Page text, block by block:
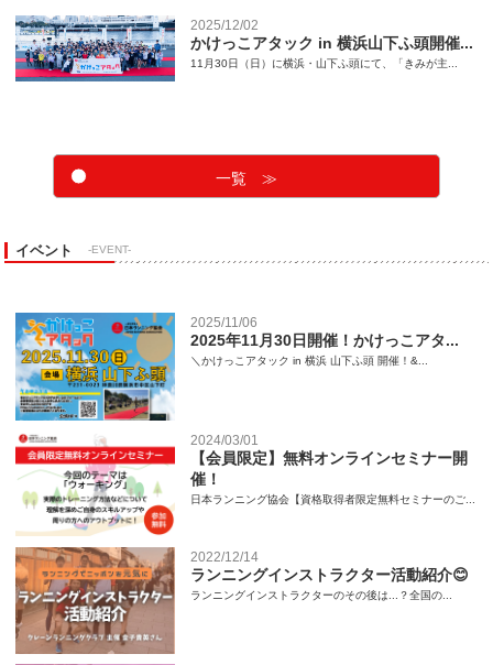
2025/12/02
かけっこアタック in 横浜山下ふ頭開催...
11月30日（日）に横浜・山下ふ頭にて、「きみが主...
一覧 ≫
イベント -EVENT-
2025/11/06
2025年11月30日開催！かけっこアタ...
＼かけっこアタック in 横浜 山下ふ頭 開催！&...
2024/03/01
【会員限定】無料オンラインセミナー開
催！
日本ランニング協会【資格取得者限定無料セミナーのご...
2022/12/14
ランニングインストラクター活動紹介😊
ランニングインストラクターのその後は...？全国の...